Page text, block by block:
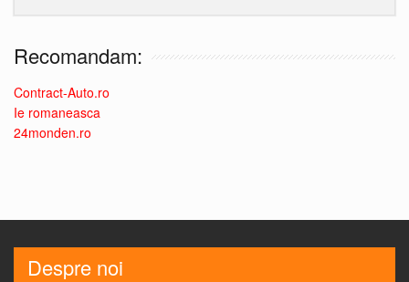
Recomandam:
Contract-Auto.ro
Ie romaneasca
24monden.ro
Despre noi